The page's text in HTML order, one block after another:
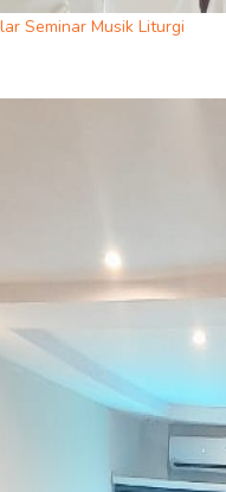
Seminar Musik Liturgi